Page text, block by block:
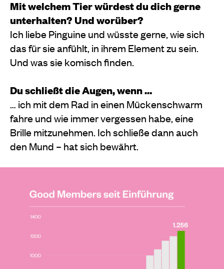
Mit welchem Tier würdest du dich gerne
unterhalten? Und worüber?
Ich liebe Pinguine und wüsste gerne, wie sich
das für sie anfühlt, in ihrem Element zu sein.
Und was sie komisch finden.
Du schließt die Augen, wenn …
… ich mit dem Rad in einen Mückenschwarm
fahre und wie immer vergessen habe, eine
Brille mitzunehmen. Ich schließe dann auch
den Mund – hat sich bewährt.